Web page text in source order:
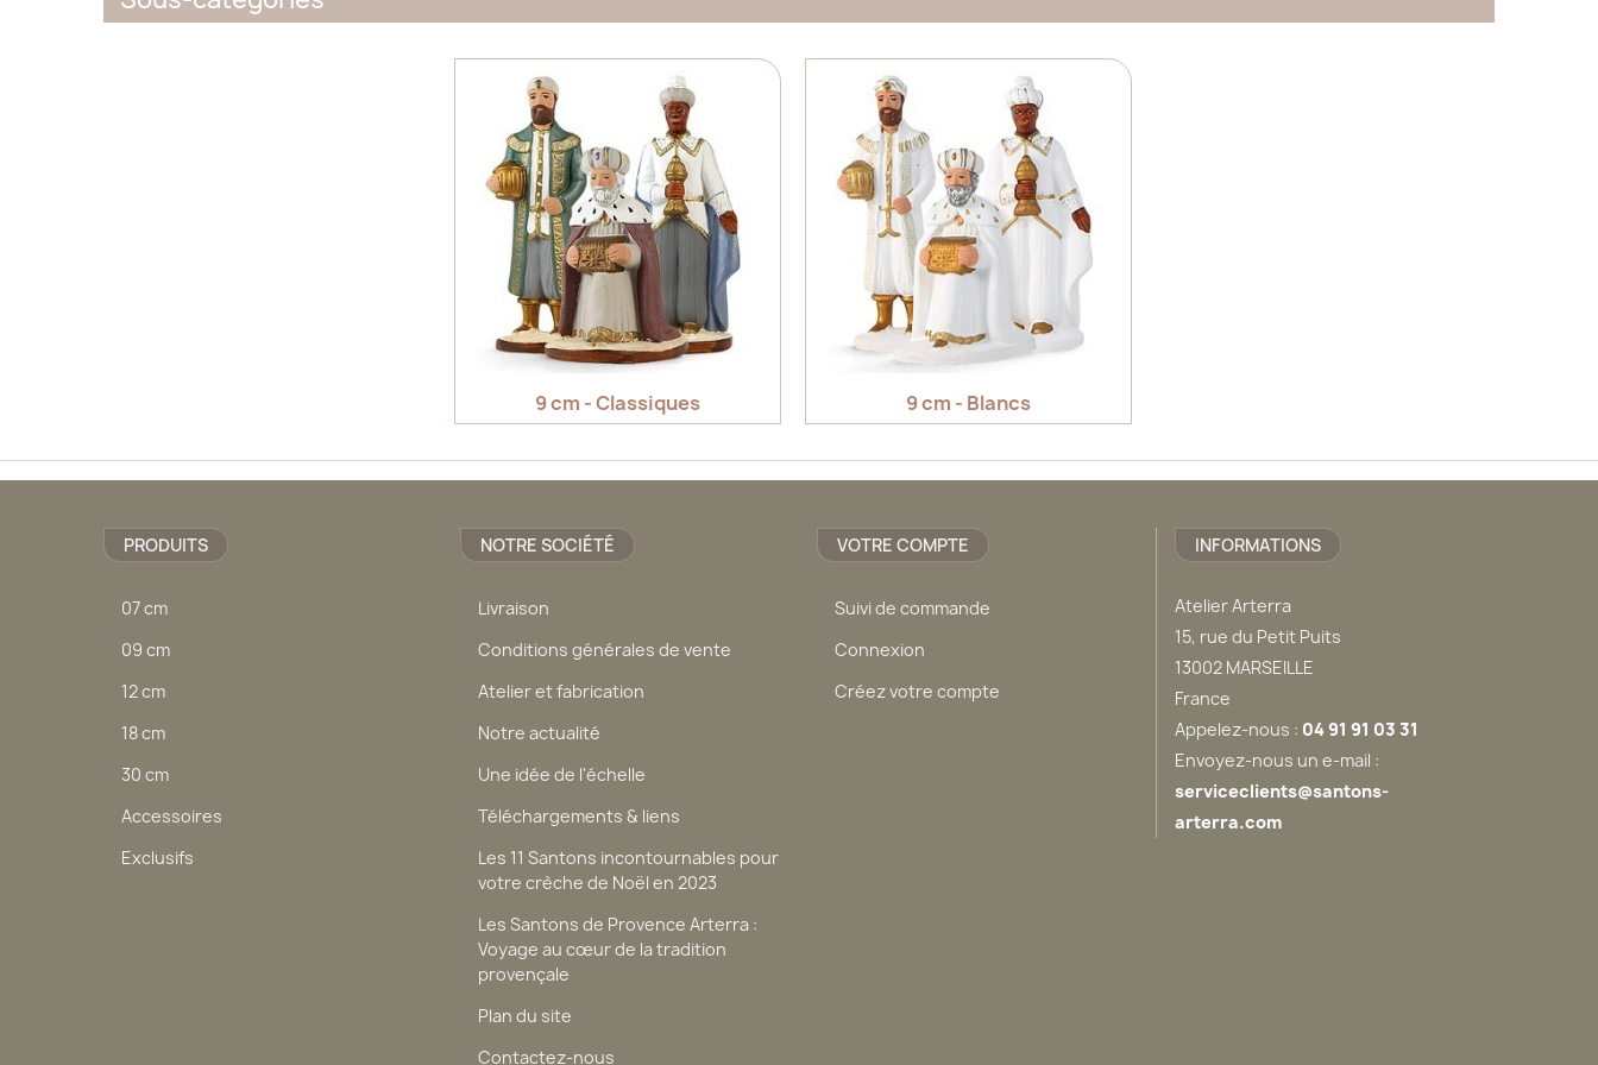
9 cm - Classiques 9 cm - Blancs
PRODUITS
07 cm
09 cm
12 cm
18 cm
30 cm
Accessoires
Exclusifs
NOTRE SOCIÉTÉ
Livraison
Conditions générales de vente
Atelier et fabrication
Notre actualité
Une idée de l'échelle
Téléchargements & liens
Les 11 Santons incontournables pour
votre crèche de Noël en 2023
Les Santons de Provence Arterra :
Voyage au cœur de la tradition
provençale
Plan du site
Contactez-nous
VOTRE COMPTE
Suivi de commande
Connexion
Créez votre compte
INFORMATIONS
Atelier Arterra
15, rue du Petit Puits
13002 MARSEILLE
France
Appelez-nous : 04 91 91 03 31
Envoyez-nous un e-mail :
serviceclients@santons-
arterra.com